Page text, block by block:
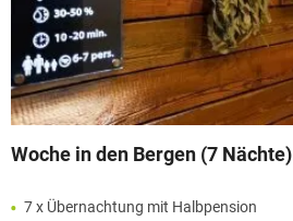
Woche in den Bergen (7 Nächte)
7 x Übernachtung mit Halbpension